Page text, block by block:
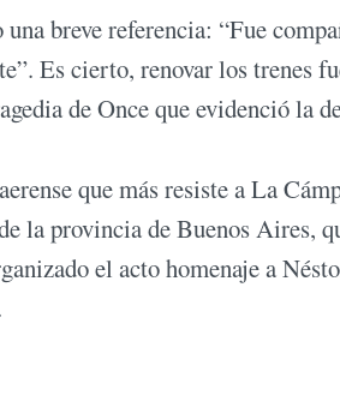
breve referencia: “Fue
Es cierto, renovar los trenes
de Once que evidenció la
que más resiste a La
la provincia de Buenos Aires,
el acto homenaje a